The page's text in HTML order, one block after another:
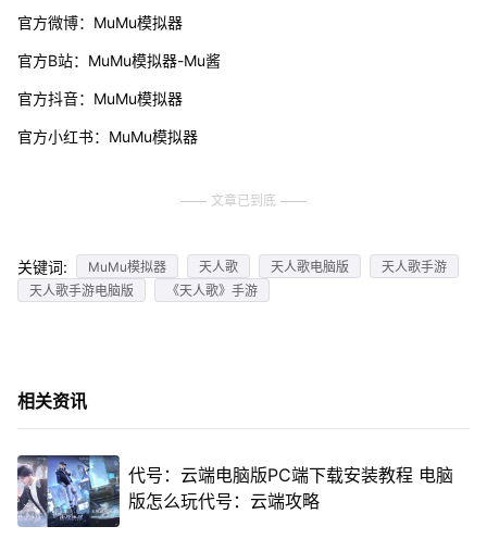
官方微博：MuMu模拟器
官方B站：MuMu模拟器-Mu酱
官方抖音：MuMu模拟器
官方小红书：MuMu模拟器
文章已到底
关键词: MuMu模拟器 天人歌 天人歌电脑版
天人歌手游
天人歌手游电脑版
《天人歌》手游
相关资讯
代号：云端电脑版PC端下载安装教程 电脑
版怎么玩代号：云端攻略